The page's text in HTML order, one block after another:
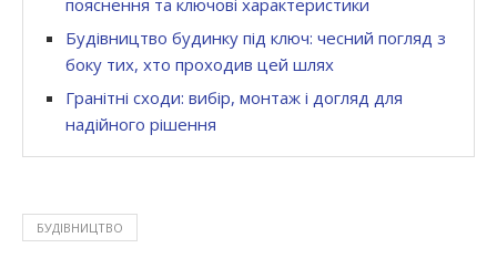
пояснення та ключові характеристики
Будівництво будинку під ключ: чесний погляд з
боку тих, хто проходив цей шлях
Гранітні сходи: вибір, монтаж і догляд для
надійного рішення
БУДІВНИЦТВО